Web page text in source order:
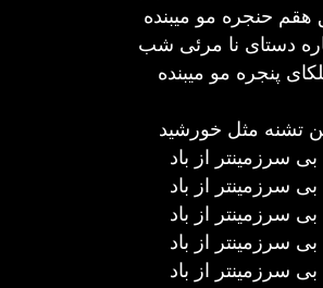
هقم حنجره مو میبنده
دستای نا مرئی شب
پنجره مو میبنده
تشنه مثل خورشید
بی سرزمینتر از باد
بی سرزمینتر از باد
بی سرزمینتر از باد
بی سرزمینتر از باد
بی سرزمینتر از باد